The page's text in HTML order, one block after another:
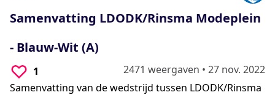
seconds
Samenvatting LDODK/Rinsma Modeplein
- Blauw-Wit (A)
1 2471 weergaven • 27 nov. 2022
Samenvatting van de wedstrijd tussen LDODK/Rinsma